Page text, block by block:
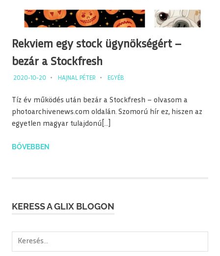
Rekviem egy stock ügynökségért –
bezár a Stockfresh
2020-10-20 HAJNAL PÉTER EGYÉB
Tíz év működés után bezár a Stockfresh – olvasom a
photoarchivenews.com oldalán. Szomorú hír ez, hiszen az
egyetlen magyar tulajdonú[…]
BŐVEBBEN
KERESS A GLIX BLOGON
Keresés: